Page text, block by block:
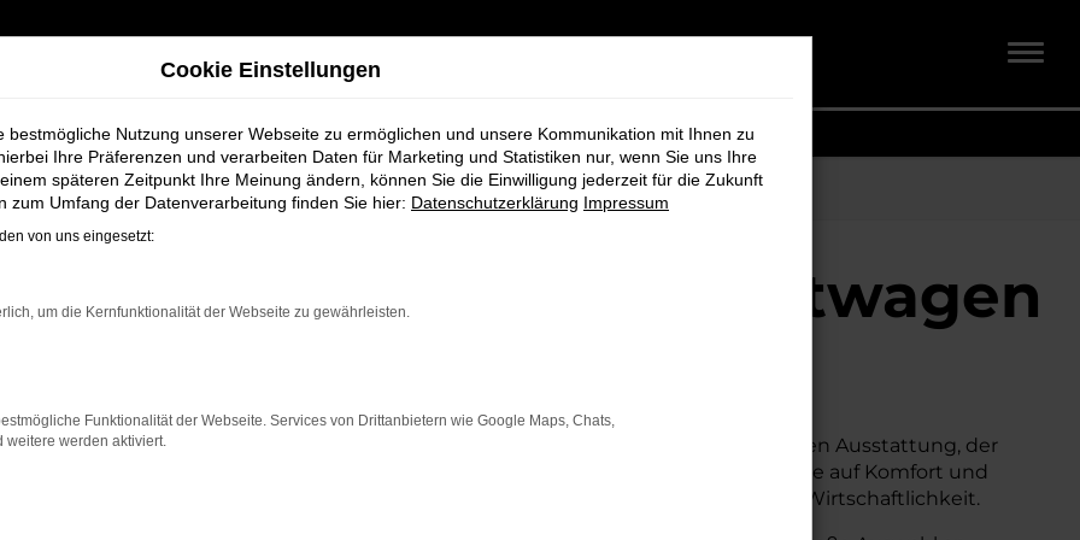
e-tron Gebrauchtwagen für Oldenburg bei Schmidt + Koch
A6 e-tron Gebrauchtwagen
Schmidt + Koch
die ein zuverlässiges und modernes Fahrzeug suchen.
Mit seiner erstklassigen Ausstattung, der
ist dieser Gebrauchtwagen eine kostengünstige Alternative zum Neuwagen, ohne auf Komfort und
für längere Fahrten, der A6 e-tron überzeugt durch Fahrkomfort, Sicherheit und Wirtschaftlichkeit.
Cookie Einstellungen
bestmögliche Nutzung unserer Webseite zu ermöglichen und unsere Kommunikation mit Ihnen zu
Ihre Präferenzen und verarbeiten Daten für Marketing und Statistiken nur, wenn Sie uns Ihre
späteren Zeitpunkt Ihre Meinung ändern, können Sie die Einwilligung jederzeit für die Zukunft
zum Umfang der Datenverarbeitung finden Sie hier: Datenschutzerklärung Impressum
von uns eingesetzt:
um die Kernfunktionalität der Webseite zu gewährleisten.
Funktionalität der Webseite. Services von Drittanbietern wie Google Maps, Chats,
weitere werden aktiviert.